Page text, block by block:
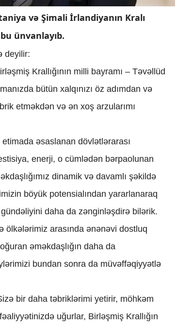
və Şimali İrlandiyanın Kralı
ünvanlayıb.
deyilir:
Krallığının milli bayramı – Təvəllüd
bütün xalqınızı öz adımdan və
etməkdən və ən xoş arzularımı
etimada əsaslanan dövlətlərarası
enerji, o cümlədən bərpaolunan
dinamik və davamlı şəkildə
böyük potensialından yararlanaraq
daha da zənginləşdirə bilərik.
ölkələrimiz arasında ənənəvi dostluq
əməkdaşlığın daha da
bundan sonra da müvəffəqiyyətlə
bir daha təbriklərimi yetirir, möhkəm
uğurlar, Birləşmiş Krallığın